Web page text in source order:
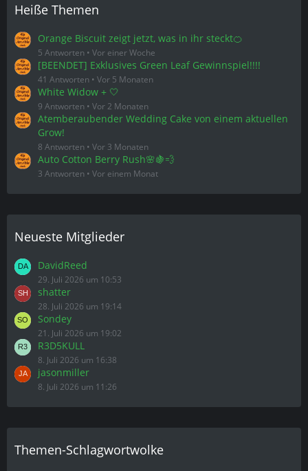
Heiße Themen
Orange Biscuit zeigt jetzt, was in ihr steckt🍊
5 Antworten Vor einer Woche
[BEENDET] Exklusives Green Leaf Gewinnspiel!!!!
41 Antworten Vor 5 Monaten
White Widow + 🤍
9 Antworten Vor 2 Monaten
Atemberaubender Wedding Cake von einem aktuellen
Grow!
8 Antworten Vor 3 Monaten
Auto Cotton Berry Rush🌸🍇💨
3 Antworten Vor einem Monat
Neueste Mitglieder
DavidReed
29. Juli 2026 um 10:53
shatter
28. Juli 2026 um 19:14
Sondey
21. Juli 2026 um 19:02
R3D5KULL
8. Juli 2026 um 16:38
jasonmiller
8. Juli 2026 um 11:26
Themen-Schlagwortwolke